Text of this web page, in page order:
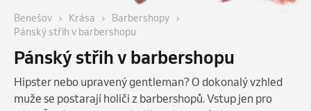
Benešov Krása
Barbershopy
Pánský střih v barbershopu
Pánský střih v barbershopu
Hipster nebo upravený gentleman? O dokonalý vzhled
muže se postarají holiči z barbershopů. Vstup jen pro